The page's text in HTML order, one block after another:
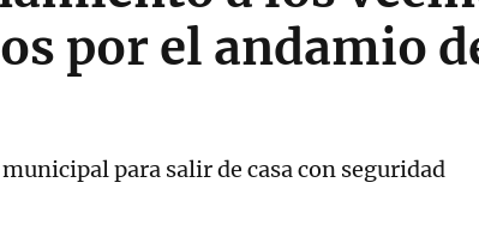
por el andamio
para salir de casa con seguridad